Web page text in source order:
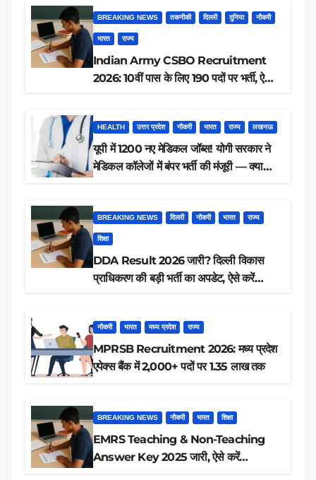
BREAKING NEWS तकनीकी दिल्ली दुनिया नौकरी
भारत राज्य
Indian Army CSBO Recruitment
2026: 10वीं पास के लिए 190 पदों पर भर्ती, ऐसे
HEALTH उत्तर प्रदेश नौकरी भारत राज्य लखनऊ
यूपी में 1200 नए मेडिकल जॉब्स! योगी सरकार ने
मेडिकल कॉलेजों में बंपर भर्ती की मंजूरी — क्या
BREAKING NEWS दिल्ली नौकरी भारत राज्य
शिक्षा
DDA Result 2026 जारी? दिल्ली विकास
प्राधिकरण की बड़ी भर्ती का अपडेट, ऐसे करें
नौकरी भारत मध्य प्रदेश राज्य
MPRSB Recruitment 2026: मध्य प्रदेश
एपेक्स बैंक में 2,000+ पदों पर 1.35 लाख तक
BREAKING NEWS नौकरी भारत शिक्षा
EMRS Teaching & Non-Teaching
Answer Key 2025 जारी, ऐसे करें